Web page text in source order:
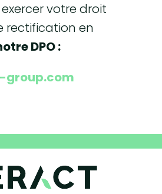
votre droit
rectification en
DPO :
group.com